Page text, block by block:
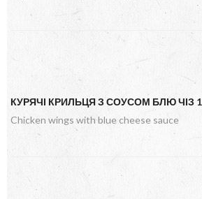
КУРЯЧІ КРИЛЬЦЯ З СОУСОМ БЛЮ ЧІЗ
Chicken wings with blue cheese sauce